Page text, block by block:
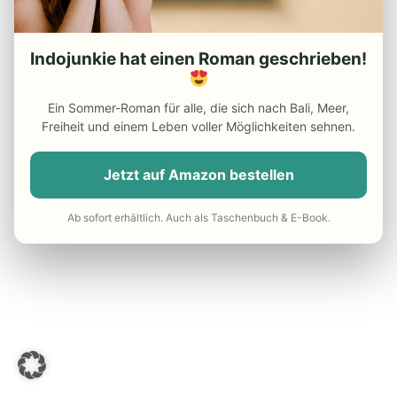
Indojunkie hat einen Roman geschrieben!
Ein Sommer-Roman für alle, die sich nach Bali, Meer,
Freiheit und einem Leben voller Möglichkeiten sehnen.
Jetzt auf Amazon bestellen
Ab sofort erhältlich. Auch als Taschenbuch & E-Book.